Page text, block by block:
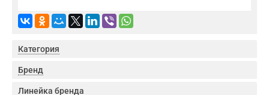
Категория
Бренд
Линейка бренда